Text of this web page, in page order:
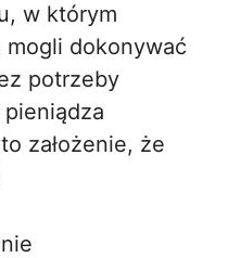
w którym
dokonywać
potrzeby
założenie, że